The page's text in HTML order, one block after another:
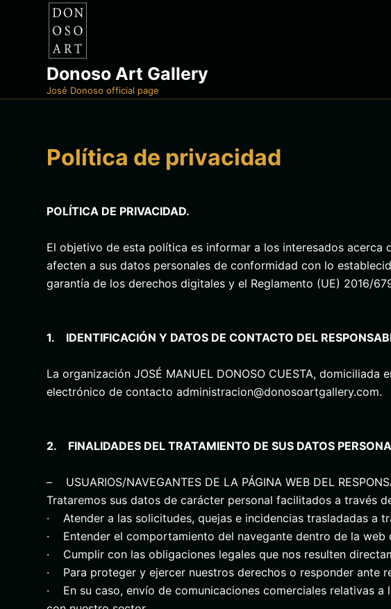
Donoso Art Gallery
José Donoso official page
Política de privacidad
POLÍTICA DE PRIVACIDAD.
El objetivo de esta política es informar a los interesados
afecten a sus datos personales de conformidad con lo
garantía de los derechos digitales y el Reglamento (UE) 2016/
1. IDENTIFICACIÓN Y DATOS DE CONTACTO DEL
La organización JOSÉ MANUEL DONOSO CUESTA, domiciliada
electrónico de contacto administracion@donosoartgallery.com.
2. FINALIDADES DEL TRATAMIENTO DE SUS DATOS
– USUARIOS/NAVEGANTES DE LA PÁGINA WEB DEL
Trataremos sus datos de carácter personal facilitados a través
· Atender a las solicitudes, quejas e incidencias trasladadas a
· Entender el comportamiento del navegante dentro de la
· Cumplir con las obligaciones legales que nos resulten
· Para proteger y ejercer nuestros derechos o responder ante
· En su caso, envío de comunicaciones comerciales relativas